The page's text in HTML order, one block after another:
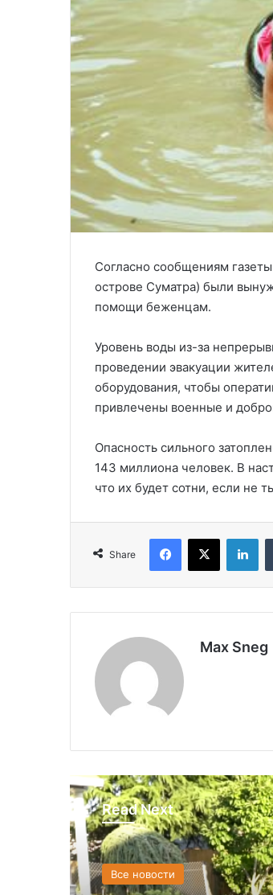
Согласно сообщениям
острове Суматра) были
помощи беженцам.
Уровень воды из-за
проведении эвакуации
оборудования, чтобы
привлечены военные и
Опасность сильного
143 миллиона человек. В
что их будет сотни, если не
Share
Max Sneg
Read Next
Все новости